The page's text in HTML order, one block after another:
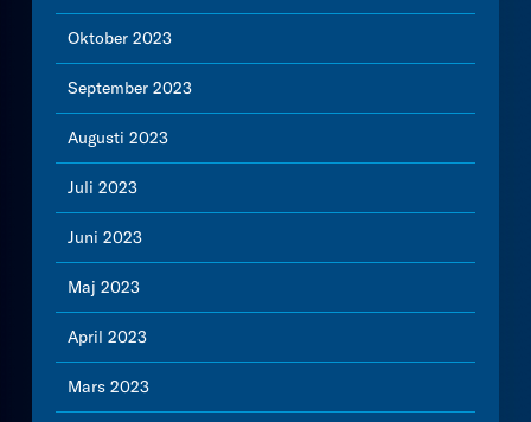
Oktober 2023
September 2023
Augusti 2023
Juli 2023
Juni 2023
Maj 2023
April 2023
Mars 2023